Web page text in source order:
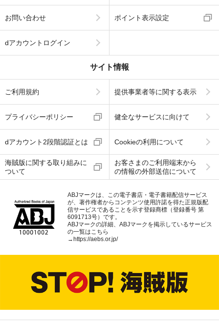
お問い合わせ ポイント表示設定
dアカウントログイン
サイト情報
ご利用規約 提供事業者等に関する表示
プライバシーポリシー 健全なサービスに向けて
dアカウント2段階認証とは Cookieの利用について
海賊版に関する取り組みに
ついて
お客さまのご利用端末から
の情報の外部送信について
ABJマークは、この電子書店・電子書籍配信サービス
が、著作権者からコンテンツ使用許諾を得た正規版配
信サービスであることを示す登録商標（登録番号 第
6091713号）です。
ABJマークの詳細、ABJマークを掲示しているサービス
の一覧はこちら
→ https://aebs.or.jp/